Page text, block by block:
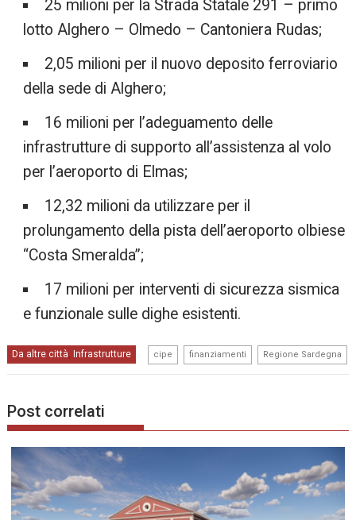
25 milioni per la Strada Statale 291 – primo
lotto Alghero – Olmedo – Cantoniera Rudas;
2,05 milioni per il nuovo deposito ferroviario
della sede di Alghero;
16 milioni per l’adeguamento delle
infrastrutture di supporto all’assistenza al volo
per l’aeroporto di Elmas;
12,32 milioni da utilizzare per il
prolungamento della pista dell’aeroporto olbiese
“Costa Smeralda”;
17 milioni per interventi di sicurezza sismica
e funzionale sulle dighe esistenti.
Da altre città, Infrastrutture cipe finanziamenti Regione Sardegna
Post correlati